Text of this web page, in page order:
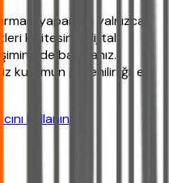
yaparken yalnızca
kalitesine, dijital
de bakmanız.
kurumun güvenilirliği, en
kullanın